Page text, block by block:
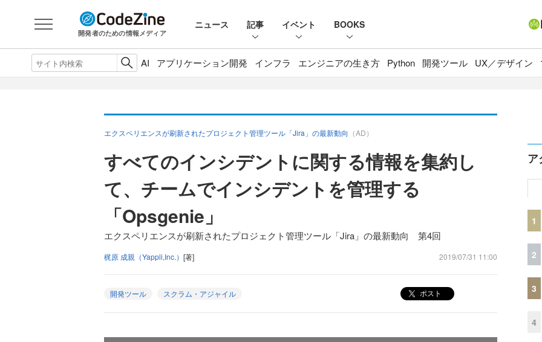
開発者のための情報メディア
ニュース 記事 イベント BOOKS
AI アプリケーション開発 インフラ エンジニアの生き方 Python 開発ツール UX／デザイン
エクスペリエンスが刷新されたプロジェクト管理ツール「Jira」の最新動向 （AD）
すべてのインシデントに関する情報を集約し
て、チームでインシデントを管理する
「Opsgenie」
エクスペリエンスが刷新されたプロジェクト管理ツール「Jira」の最新動向 第4回
梶原 成親（Yappli,Inc.） [著] 2019/07/31 11:00
開発ツール スクラム・アジャイル ポスト
ア
1
2
3
4